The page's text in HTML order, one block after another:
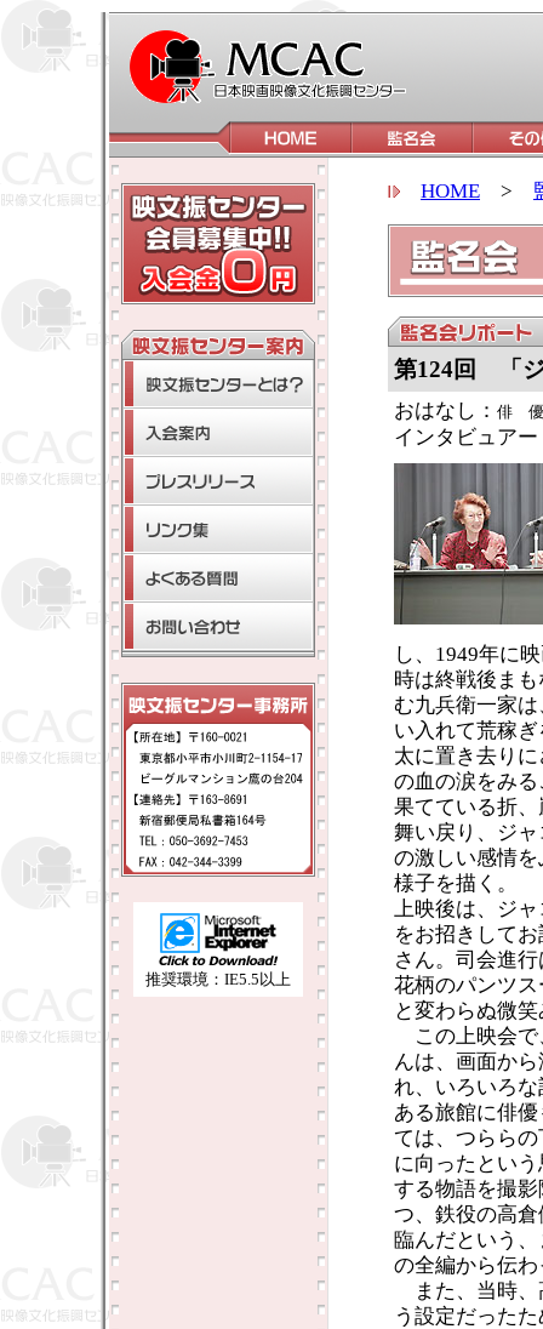
推奨環境：IE5.5以上
HOME >
第124回 「
おはなし： 俳
インタビュアー
し、1949年に
時は終戦後ま
む九兵衛一家
い入れて荒稼
太に置き去り
の血の涙をみ
果てている折
舞い戻り、ジ
の激しい感情
様子を描く。
上映後は、ジ
をお招きして
さん。司会進
花柄のパンツ
と変わらぬ微
この上映会で
んは、画面か
れ、いろいろ
ある旅館に俳
ては、つらら
に向ったとい
する物語を撮
つ、鉄役の高
臨んだという
の全編から伝
また、当時、
う設定だった